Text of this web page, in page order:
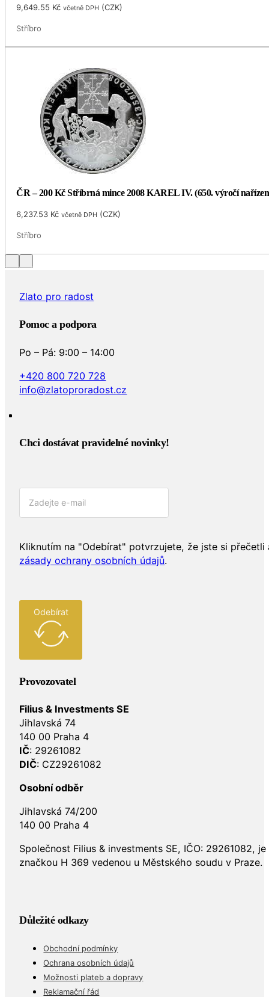
9,649.55 Kč včetně DPH (CZK)
Stříbro
ČR – 200 Kč Stříbrná mince 2008 KAREL IV. (650. výročí
6,237.53 Kč včetně DPH (CZK)
Stříbro
Zlato pro radost
Pomoc a podpora
Po – Pá: 9:00 – 14:00
+420 800 720 728
info@zlatoproradost.cz
Chci dostávat pravidelné novinky!​
Kliknutím na "Odebírat" potvrzujete, že jste si přečetli
zásady ochrany osobních údajů.
Odebírat
Provozovatel
Filius & Investments SE
Jihlavská 74
140 00 Praha 4
IČ: 29261082
DIČ: CZ29261082
Osobní odběr
Jihlavská 74/200
140 00 Praha 4
Společnost Filius & investments SE, IČO: 29261082,
značkou H 369 vedenou u Městského soudu v Praze.
Důležité odkazy
Obchodní podmínky
Ochrana osobních údajů
Možnosti plateb a dopravy
Reklamační řád